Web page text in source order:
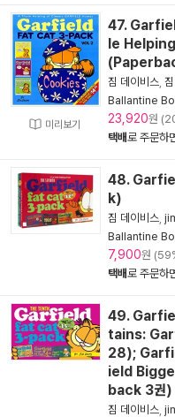
미리보기
47.
le
짐 데이비스
Ballantine
23,920원
택배로 주문하
48.
k)
짐 데이비스
Ballantine
7,900원
택배로 주문하
49.
tains:
28);
ield
back 3권)
짐 데이비스